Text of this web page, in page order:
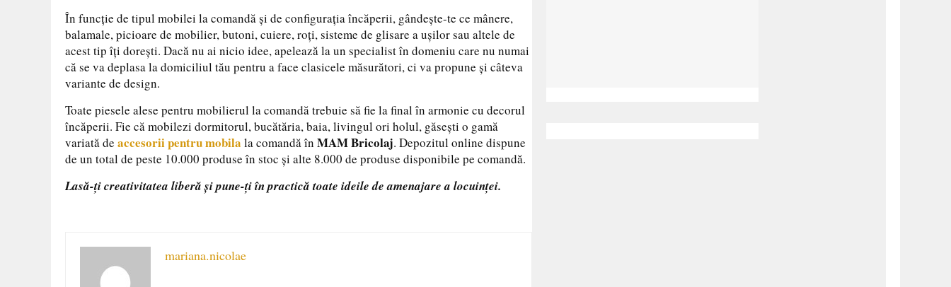
În funcție de tipul mobilei la comandă și de configurația încăperii, gândește-te ce mânere,
balamale, picioare de mobilier, butoni, cuiere, roți, sisteme de glisare a ușilor sau altele de
acest tip îți dorești. Dacă nu ai nicio idee, apelează la un specialist în domeniu care nu numai
că se va deplasa la domiciliul tău pentru a face clasicele măsurători, ci va propune și câteva
variante de design.
Toate piesele alese pentru mobilierul la comandă trebuie să fie la final în armonie cu decorul
încăperii. Fie că mobilezi dormitorul, bucătăria, baia, livingul ori holul, găsești o gamă
variată de accesorii pentru mobila la comandă în MAM Bricolaj. Depozitul online dispune
de un total de peste 10.000 produse în stoc și alte 8.000 de produse disponibile pe comandă.
Lasă-ți creativitatea liberă și pune-ți în practică toate ideile de amenajare a locuinței.
mariana.nicolae